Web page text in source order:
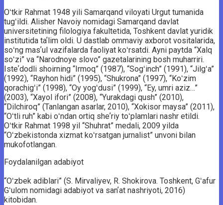
Oʻtkir Rahmat 1948 yili Samarqand viloyati Urgut tumanida
tugʻildi. Alisher Navoiy nomidagi Samarqand davlat
universitetining filologiya fakultetida, Toshkent davlat yuridik
institutida taʼlim oldi. U dastlab ommaviy axborot vositalarida,
soʻng masʼul vazifalarda faoliyat koʻrsatdi. Ayni paytda “Xalq
soʻzi” va “Narodnoye slovo” gazetalarining bosh muharriri.
Isteʼdodli shoirning “Irmoq” (1987), “Sogʻinch” (1991), “Jilgʻa”
(1992), “Rayhon hidi” (1995), “Shukrona” (1997), “Koʻzim
qorachigʻi” (1998), “Oy yogʻdusi” (1999), “Ey, umri aziz…”
(2003), “Xayol ifori” (2008), “Yurakdagi qush” (2010),
“Dilchiroq” (Tanlangan asarlar, 2010), “Xokisor maysa” (2011),
“Oʻtli ruh” kabi oʻndan ortiq sheʼriy toʻplamlari nashr etildi.
Oʻtkir Rahmat 1998 yil “Shuhrat” medali, 2009 yilda
“Oʻzbekistonda xizmat koʻrsatgan jurnalist” unvoni bilan
mukofotlangan.
Foydalanilgan adabiyot
“Oʻzbek adiblari” (S. Mirvaliyev, R. Shokirova. Toshkent, Gʻafur
Gʻulom nomidagi adabiyot va sanʼat nashriyoti, 2016)
kitobidan.